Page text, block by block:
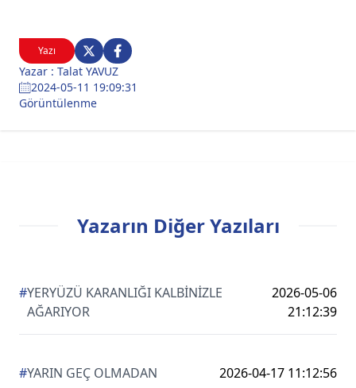
Yazı
Yazar : Talat YAVUZ
2024-05-11 19:09:31
Görüntülenme
Yazarın Diğer Yazıları
#YERYÜZÜ KARANLIĞI KALBİNİZLE
AĞARIYOR
2026-05-06
21:12:39
#YARIN GEÇ OLMADAN 2026-04-17 11:12:56